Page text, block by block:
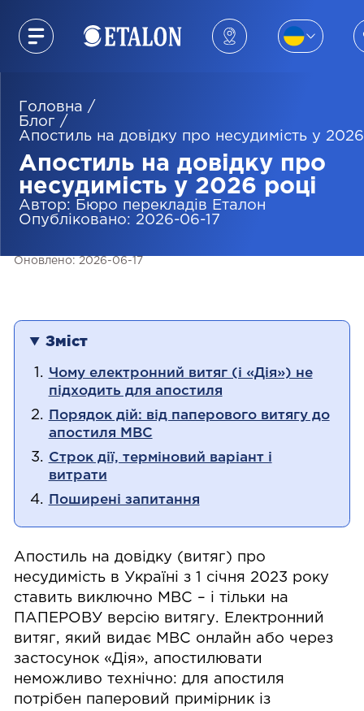
Головна /
Блог /
Апостиль на довідку про несудимість у
Апостиль на довідку про
несудимість у 2026 році
Автор:
Бюро перекладів Eталон
Опубліковано: 2026-06-17
Оновлено: 2026-06-17
Зміст
Чому електронний витяг (і «Дія») не
підходить для апостиля
Порядок дій: від паперового витягу до
апостиля МВС
Строк дії, терміновий варіант і
витрати
Поширені запитання
Апостиль на довідку (витяг) про
несудимість в Україні з 1 січня 2023 року
ставить виключно МВС – і тільки на
ПАПЕРОВУ версію витягу. Електронний
витяг, який видає МВС онлайн або через
застосунок «Дія», апостилювати
неможливо технічно: для апостиля
потрібен паперовий примірник із